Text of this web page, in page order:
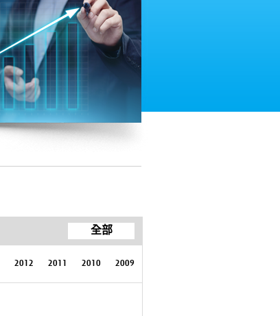
全部
2012 2011 2010 2009